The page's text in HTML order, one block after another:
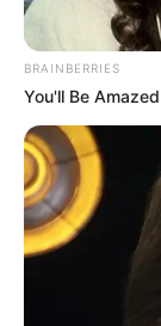
Quermania
BRAINBERRIES
You'll Be